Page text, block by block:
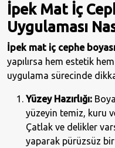
İpek Mat İç
Uygulaması
İpek mat iç cephe boyası
yapılırsa hem estetik
uygulama sürecinde
Yüzey Hazırlığı:
yüzeyin temiz, kuru
Çatlak ve delikler
yaparak pürüzsüz bir